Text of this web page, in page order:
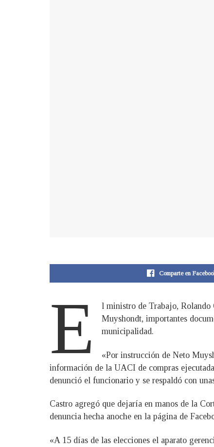
Comparte en
E
l ministro de Trabajo, Rolando
Muyshondt, importantes
municipalidad.
«Por instrucción de Neto
información de la UACI de compras
denunció el funcionario y se respaldó con
Castro agregó que dejaría en manos de la
denuncia hecha anoche en la página de
«A 15 días de las elecciones el aparato